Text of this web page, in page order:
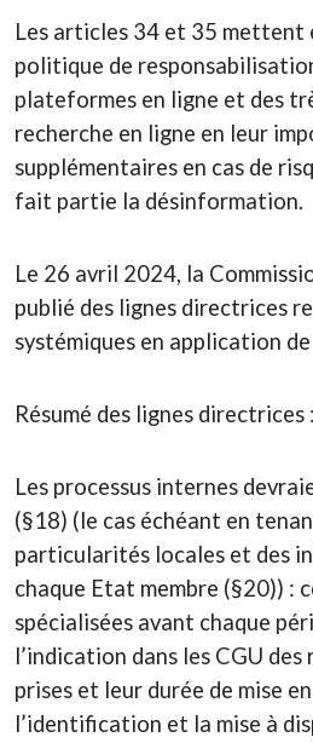
Les articles 34 et 35 mettent
politique de
plateformes en ligne et des
recherche en ligne en leur
supplémentaires en cas de
fait partie la désinformation.
Le 26 avril 2024, la
publié des lignes directrices
systémiques en application
Résumé des lignes directrices :
Les processus internes
(§18) (le cas échéant en
particularités locales et des
chaque Etat membre (§20)) :
spécialisées avant chaque
l’indication dans les CGU
prises et leur durée de mise
l’identification et la mise à